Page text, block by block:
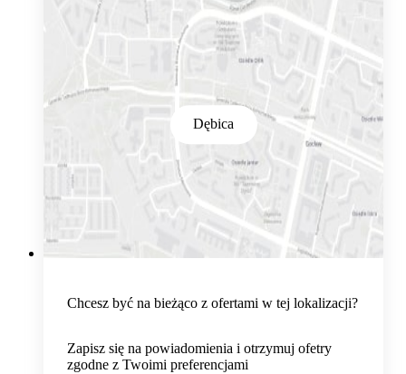
Dębica
Chcesz być na bieżąco z ofertami w tej lokalizacji?
Zapisz się na powiadomienia i otrzymuj ofetry
zgodne z Twoimi preferencjami